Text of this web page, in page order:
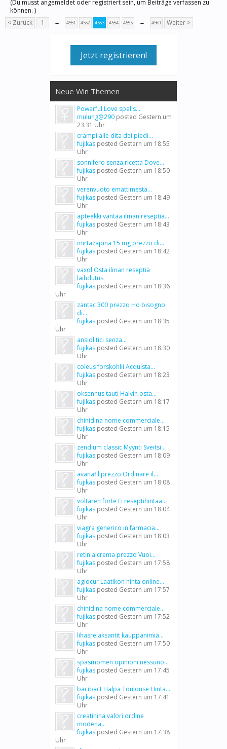
(Du musst angemeldet oder registriert sein, um Beiträge verfassen zu
können. )
< Zurück
1 ← 4551 4552 4553 4554 4555 → 4560 Weiter >
Jetzt registrieren!
Neue Win Themen
Powerful Love spells...
mulung@290 posted Gestern um
23:31 Uhr
crampi alle dita dei piedi...
fujikas posted Gestern um 18:55
Uhr
sonnifero senza ricetta Dove...
fujikas posted Gestern um 18:50
Uhr
verenvuoto emättimestä...
fujikas posted Gestern um 18:49
Uhr
apteekki vantaa ilman reseptiä...
fujikas posted Gestern um 18:43
Uhr
mirtazapina 15 mg prezzo di...
fujikas posted Gestern um 18:42
Uhr
vaxol Osta ilman reseptiä
laihdutus
fujikas posted Gestern um 18:36
Uhr
zantac 300 prezzo Ho bisogno
di...
fujikas posted Gestern um 18:35
Uhr
ansiolitici senza...
fujikas posted Gestern um 18:30
Uhr
coleus forskohlii Acquista...
fujikas posted Gestern um 18:23
Uhr
oksennus tauti Halvin osta...
fujikas posted Gestern um 18:17
Uhr
chinidina nome commerciale...
fujikas posted Gestern um 18:15
Uhr
zendium classic Myynti Sveitsi...
fujikas posted Gestern um 18:09
Uhr
avanafil prezzo Ordinare il...
fujikas posted Gestern um 18:08
Uhr
voltaren forte Ei reseptihintaa...
fujikas posted Gestern um 18:04
Uhr
viagra generico in farmacia...
fujikas posted Gestern um 18:03
Uhr
retin a crema prezzo Vuoi...
fujikas posted Gestern um 17:58
Uhr
agiocur Laatikon hinta online...
fujikas posted Gestern um 17:57
Uhr
chinidina nome commerciale...
fujikas posted Gestern um 17:52
Uhr
lihasrelaksantit kauppanimiä...
fujikas posted Gestern um 17:50
Uhr
spasmomen opinioni nessuno...
fujikas posted Gestern um 17:45
Uhr
bacibact Halpa Toulouse Hinta...
fujikas posted Gestern um 17:41
Uhr
creatinina valori ordine
modena...
fujikas posted Gestern um 17:38
Uhr